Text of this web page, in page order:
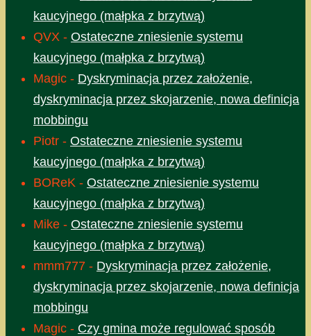
kaucyjnego (małpka z brzytwą)
QVX - Ostateczne zniesienie systemu
kaucyjnego (małpka z brzytwą)
Magic - Dyskryminacja przez założenie,
dyskryminacja przez skojarzenie, nowa definicja
mobbingu
Piotr - Ostateczne zniesienie systemu
kaucyjnego (małpka z brzytwą)
BOReK - Ostateczne zniesienie systemu
kaucyjnego (małpka z brzytwą)
Mike - Ostateczne zniesienie systemu
kaucyjnego (małpka z brzytwą)
mmm777 - Dyskryminacja przez założenie,
dyskryminacja przez skojarzenie, nowa definicja
mobbingu
Magic - Czy gmina może regulować sposób